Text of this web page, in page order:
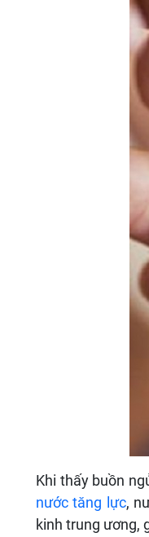
Khi thấy buồn
nước tăng lực,
kinh trung ương,